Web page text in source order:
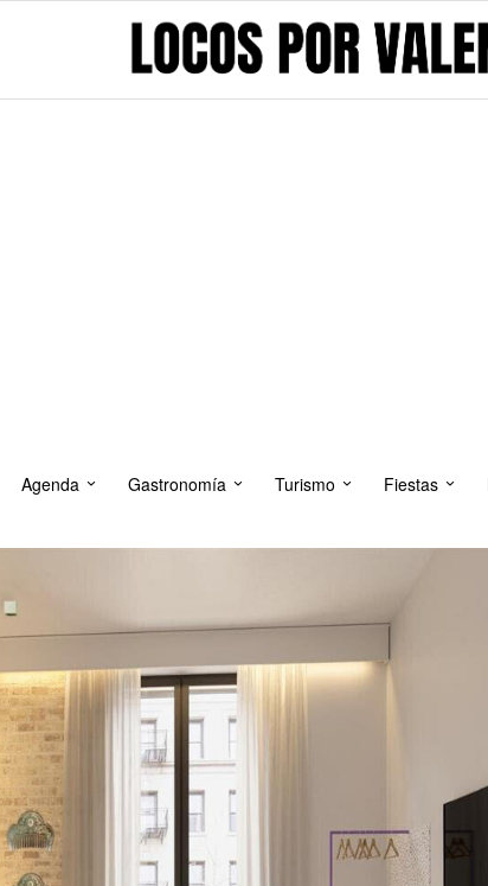
Agenda Gastronomía Turismo Fiestas